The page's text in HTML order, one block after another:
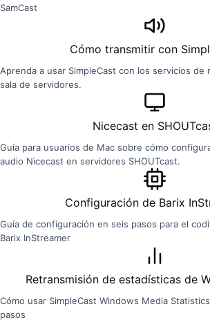
SamCast
Cómo transmitir con
Aprenda a usar SimpleCast con los servicios
sala de servidores.
Nicecast en
Guía para usuarios de Mac sobre cómo
audio Nicecast en servidores SHOUTcast.
Configuración de Barix
Guía de configuración en seis pasos para el
Barix InStreamer
Retransmisión de estadísticas de
Cómo usar SimpleCast Windows Media
pasos